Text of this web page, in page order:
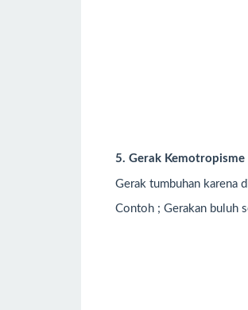
5. Gerak Kemotropisme
Gerak tumbuhan karena
Contoh ; Gerakan buluh